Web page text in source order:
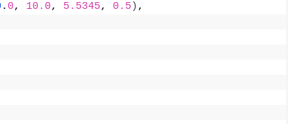
. 0, 10.0, 5.5345, 0.5 ) ,